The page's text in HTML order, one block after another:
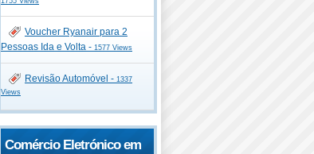
Voucher Ryanair para 2
Pessoas Ida e Volta - 1577 Views
Revisão Automóvel - 1337
Views
Comércio Eletrónico em